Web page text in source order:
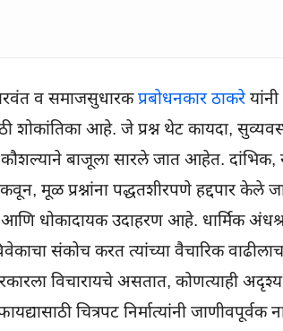
व समाजसुधारकप्रबोधनकार ठाकरे
शोकांतिका आहे. जे प्रश्न थेट कायदा,
कौशल्याने बाजूला सारले जात आहेत. दांभिक,
मूळ प्रश्नांना पद्धतशीरपणे हद्दपार
आणि धोकादायक उदाहरण आहे. धार्मिक
संकोच करत त्यांच्या वैचारिक
विचारायचे असतात, कोणत्याही अदृश्य
चित्रपट निर्मात्यांनी जाणीवपूर्वक